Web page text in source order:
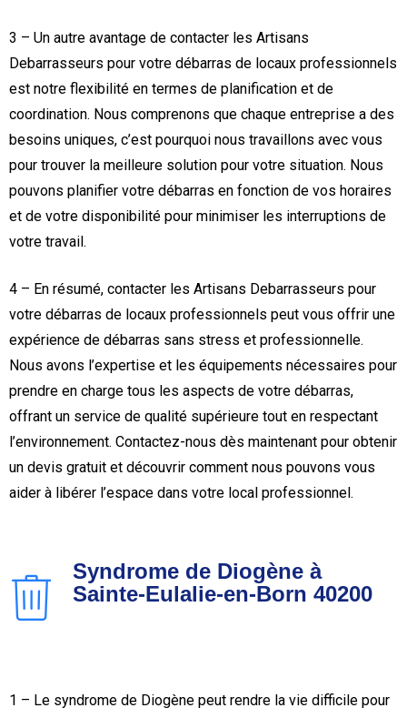
3 – Un autre avantage de contacter les Artisans
Debarrasseurs pour votre débarras de locaux professionnels
est notre flexibilité en termes de planification et de
coordination. Nous comprenons que chaque entreprise a des
besoins uniques, c’est pourquoi nous travaillons avec vous
pour trouver la meilleure solution pour votre situation. Nous
pouvons planifier votre débarras en fonction de vos horaires
et de votre disponibilité pour minimiser les interruptions de
votre travail.
4 – En résumé, contacter les Artisans Debarrasseurs pour
votre débarras de locaux professionnels peut vous offrir une
expérience de débarras sans stress et professionnelle.
Nous avons l’expertise et les équipements nécessaires pour
prendre en charge tous les aspects de votre débarras,
offrant un service de qualité supérieure tout en respectant
l’environnement. Contactez-nous dès maintenant pour obtenir
un devis gratuit et découvrir comment nous pouvons vous
aider à libérer l’espace dans votre local professionnel.
Syndrome de Diogène à
Sainte-Eulalie-en-Born 40200
1 – Le syndrome de Diogène peut rendre la vie difficile pour